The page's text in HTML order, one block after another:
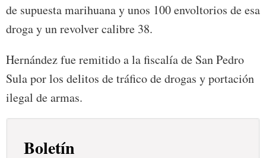
de supuesta marihuana y unos 100 envoltorios de esa
droga y un revolver calibre 38.
Hernández fue remitido a la fiscalía de San Pedro
Sula por los delitos de tráfico de drogas y portación
ilegal de armas.
Boletín